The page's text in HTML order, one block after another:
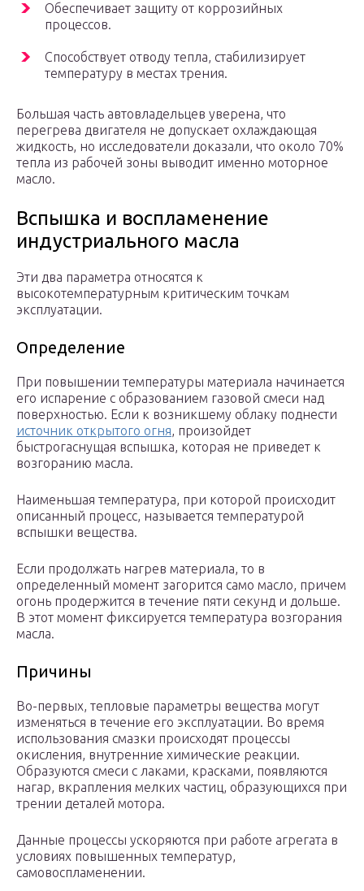
Обеспечивает защиту от коррозийных
процессов.
Способствует отводу тепла, стабилизирует
температуру в местах трения.
Большая часть автовладельцев уверена, что
перегрева двигателя не допускает охлаждающая
жидкость, но исследователи доказали, что около 70%
тепла из рабочей зоны выводит именно моторное
масло.
Вспышка и воспламенение
индустриального масла
Эти два параметра относятся к
высокотемпературным критическим точкам
эксплуатации.
Определение
При повышении температуры материала начинается
его испарение с образованием газовой смеси над
поверхностью. Если к возникшему облаку поднести
источник открытого огня, произойдет
быстрогаснущая вспышка, которая не приведет к
возгоранию масла.
Наименьшая температура, при которой происходит
описанный процесс, называется температурой
вспышки вещества.
Если продолжать нагрев материала, то в
определенный момент загорится само масло, причем
огонь продержится в течение пяти секунд и дольше.
В этот момент фиксируется температура возгорания
масла.
Причины
Во-первых, тепловые параметры вещества могут
изменяться в течение его эксплуатации. Во время
использования смазки происходят процессы
окисления, внутренние химические реакции.
Образуются смеси с лаками, красками, появляются
нагар, вкрапления мелких частиц, образующихся при
трении деталей мотора.
Данные процессы ускоряются при работе агрегата в
условиях повышенных температур,
самовоспламенении.